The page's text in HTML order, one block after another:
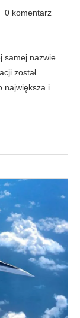
0 komentarz
samej nazwie
został
największa i